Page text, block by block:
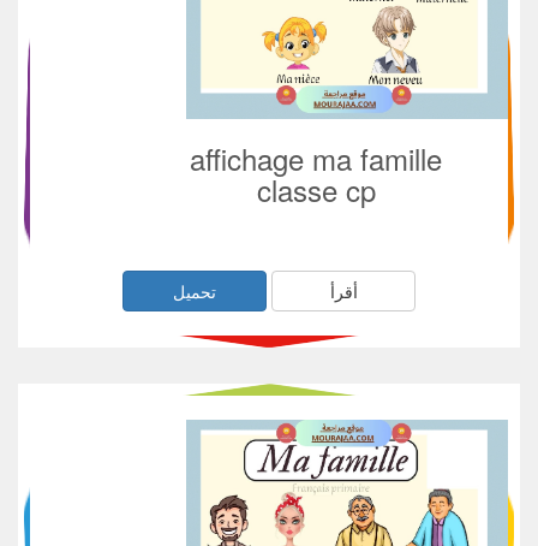
affichage ma famille
classe cp
أقرأ تحميل